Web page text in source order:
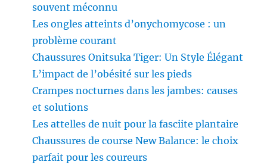
souvent méconnu
Les ongles atteints d’onychomycose : un
problème courant
Chaussures Onitsuka Tiger: Un Style Élégant
L’impact de l’obésité sur les pieds
Crampes nocturnes dans les jambes: causes
et solutions
Les attelles de nuit pour la fasciite plantaire
Chaussures de course New Balance: le choix
parfait pour les coureurs